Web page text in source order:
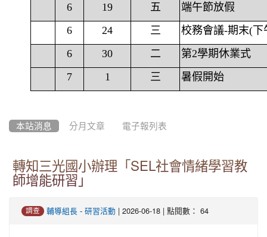
6
19 五
端午節放假
6
24 三
校務會議-期末(下
6
30 二
第2學期休業式
7
1 三 暑假開始
本站消息 分月文章 電子報列表
轉知三光國小辦理「SEL社會情緒學習教
師增能研習」
調查 輔導組長 - 研習活動 | 2026-06-18 | 點閱數： 64